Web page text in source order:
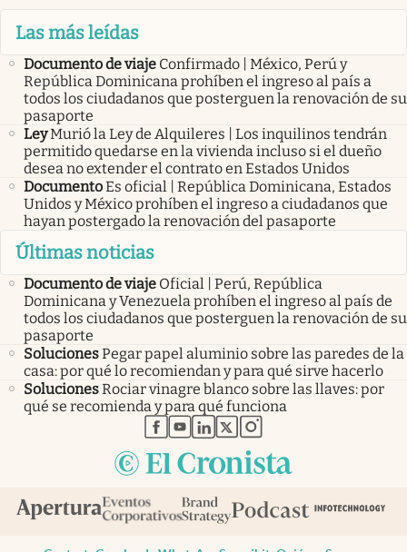
Las más leídas
Documento de viaje Confirmado | México, Perú y
República Dominicana prohíben el ingreso al país a
todos los ciudadanos que posterguen la renovación de su
pasaporte
LeyMurió la Ley de Alquileres | Los inquilinos tendrán
permitido quedarse en la vivienda incluso si el dueño
desea no extender el contrato en Estados Unidos
DocumentoEs oficial | República Dominicana, Estados
Unidos y México prohíben el ingreso a ciudadanos que
hayan postergado la renovación del pasaporte
Últimas noticias
Documento de viaje Oficial | Perú, República
Dominicana y Venezuela prohíben el ingreso al país de
todos los ciudadanos que posterguen la renovación de su
pasaporte
SolucionesPegar papel aluminio sobre las paredes de la
casa: por qué lo recomiendan y para qué sirve hacerlo
SolucionesRociar vinagre blanco sobre las llaves: por
qué se recomienda y para qué funciona
abre en nueva pestaña
abre en nueva pestaña
abre en nueva pestaña
abre en nueva pestaña
abre en nueva pestaña